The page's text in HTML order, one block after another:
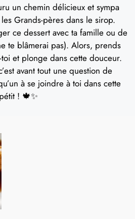
un chemin délicieux et sympa
Grands-pères dans le sirop.
ce dessert avec ta famille ou de
te blâmerai pas). Alors, prends
et plonge dans cette douceur.
avant tout une question de
à se joindre à toi dans cette
! 🍁✨